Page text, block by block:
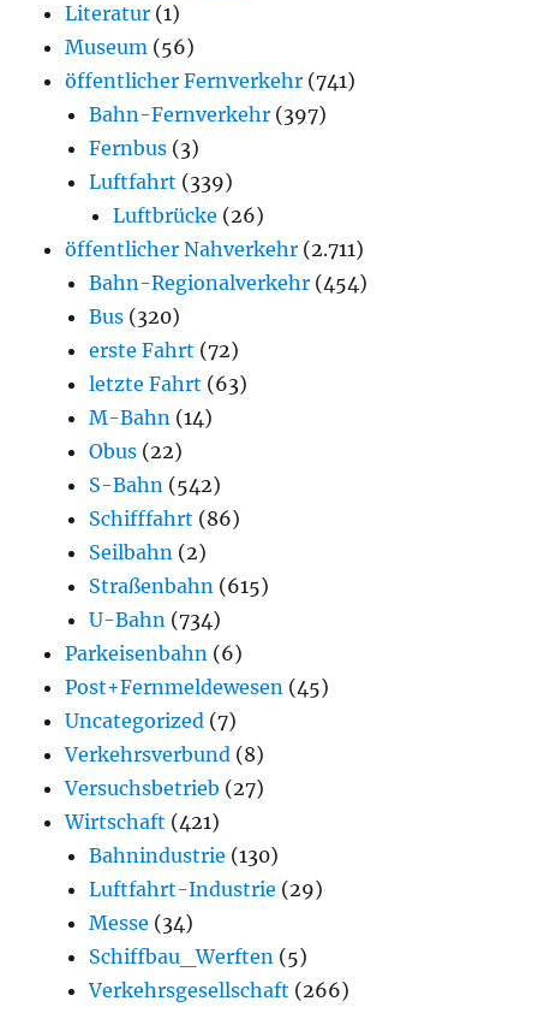
Literatur (1)
Museum (56)
öffentlicher Fernverkehr (741)
Bahn-Fernverkehr (397)
Fernbus (3)
Luftfahrt (339)
Luftbrücke (26)
öffentlicher Nahverkehr (2.711)
Bahn-Regionalverkehr (454)
Bus (320)
erste Fahrt (72)
letzte Fahrt (63)
M-Bahn (14)
Obus (22)
S-Bahn (542)
Schifffahrt (86)
Seilbahn (2)
Straßenbahn (615)
U-Bahn (734)
Parkeisenbahn (6)
Post+Fernmeldewesen (45)
Uncategorized (7)
Verkehrsverbund (8)
Versuchsbetrieb (27)
Wirtschaft (421)
Bahnindustrie (130)
Luftfahrt-Industrie (29)
Messe (34)
Schiffbau_Werften (5)
Verkehrsgesellschaft (266)